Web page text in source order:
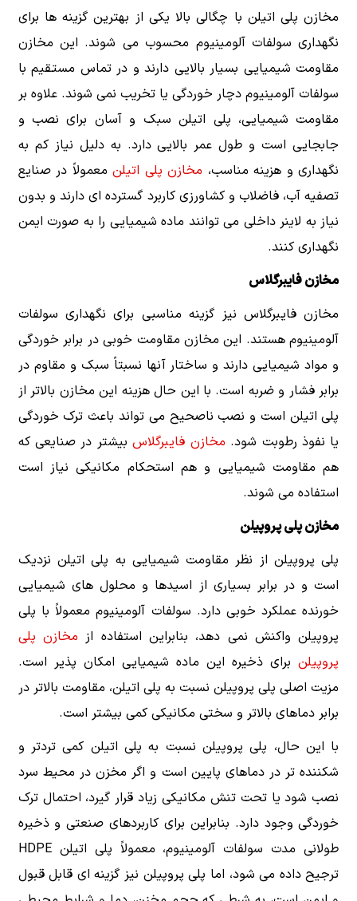
مخازن پلی اتیلن با چگالی بالا یکی از بهترین گزینه ها برای
نگهداری سولفات آلومینیوم محسوب می شوند. این مخازن
مقاومت شیمیایی بسیار بالایی دارند و در تماس مستقیم با
سولفات آلومینیوم دچار خوردگی یا تخریب نمی شوند. علاوه بر
مقاومت شیمیایی، پلی اتیلن سبک و آسان برای نصب و
جابجایی است و طول عمر بالایی دارد. به دلیل نیاز کم به
نگهداری و هزینه مناسب، مخازن پلی اتیلنمعمولاً در صنایع
تصفیه آب، فاضلاب و کشاورزی کاربرد گسترده ای دارند و بدون
نیاز به لاینر داخلی می توانند ماده شیمیایی را به صورت ایمن
نگهداری کنند.
مخازن فایبرگلاس
مخازن فایبرگلاس نیز گزینه مناسبی برای نگهداری سولفات
آلومینیوم هستند. این مخازن مقاومت خوبی در برابر خوردگی
و مواد شیمیایی دارند و ساختار آنها نسبتاً سبک و مقاوم در
برابر فشار و ضربه است. با این حال هزینه این مخازن بالاتر از
پلی اتیلن است و نصب ناصحیح می تواند باعث ترک خوردگی
یا نفوذ رطوبت شود. مخازن فایبرگلاسبیشتر در صنایعی که
هم مقاومت شیمیایی و هم استحکام مکانیکی نیاز است
استفاده می شوند.
مخازن پلی پروپیلن
پلی پروپیلن از نظر مقاومت شیمیایی به پلی اتیلن نزدیک
است و در برابر بسیاری از اسیدها و محلول های شیمیایی
خورنده عملکرد خوبی دارد. سولفات آلومینیوم معمولاً با پلی
پروپیلن واکنش نمی دهد، بنابراین استفاده از مخازن پلی
پروپیلنبرای ذخیره این ماده شیمیایی امکان پذیر است.
مزیت اصلی پلی پروپیلن نسبت به پلی اتیلن، مقاومت بالاتر در
برابر دماهای بالاتر و سختی مکانیکی کمی بیشتر است.
با این حال، پلی پروپیلن نسبت به پلی اتیلن کمی تردتر و
شکننده تر در دماهای پایین است و اگر مخزن در محیط سرد
نصب شود یا تحت تنش مکانیکی زیاد قرار گیرد، احتمال ترک
خوردگی وجود دارد. بنابراین برای کاربردهای صنعتی و ذخیره
طولانی مدت سولفات آلومینیوم، معمولاً پلی اتیلن HDPE
ترجیح داده می شود، اما پلی پروپیلن نیز گزینه ای قابل قبول